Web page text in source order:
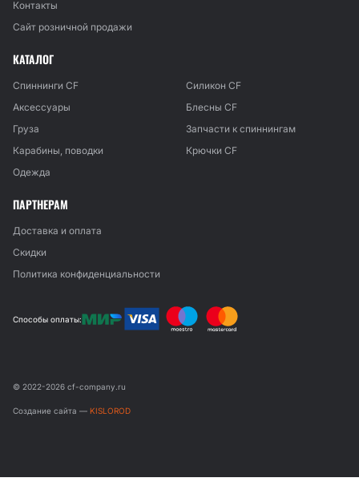
Контакты
Сайт розничной продажи
КАТАЛОГ
Спиннинги CF
Силикон CF
Аксессуары
Блесны CF
Груза
Запчасти к спиннингам
Карабины, поводки
Крючки CF
Одежда
ПАРТНЕРАМ
Доставка и оплата
Скидки
Политика конфиденциальности
Способы оплаты:
© 2022-2026 cf-company.ru
Создание сайта — KISLOROD